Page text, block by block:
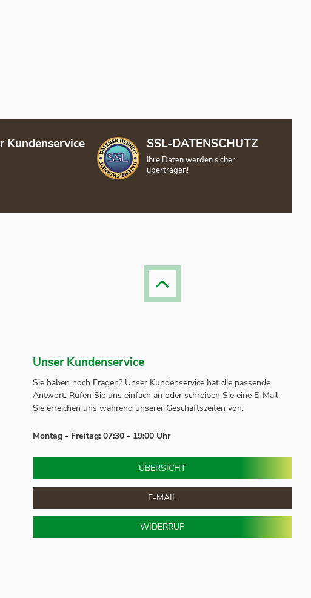
Kundenservice SSL-DATENSCHUTZ
Ihre Daten werden sicher
übertragen!
Unser Kundenservice
Sie haben noch Fragen? Unser Kundenservice hat die passende
Antwort. Rufen Sie uns einfach an oder schreiben Sie eine E-Mail.
Sie erreichen uns während unserer Geschäftszeiten von:
Montag - Freitag: 07:30 - 19:00 Uhr
ÜBERSICHT
E-MAIL
WIDERRUF